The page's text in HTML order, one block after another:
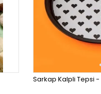
Sarkap Kalpli Tepsi